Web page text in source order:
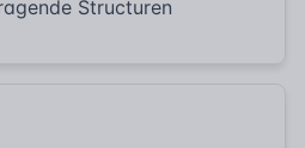
Structuren